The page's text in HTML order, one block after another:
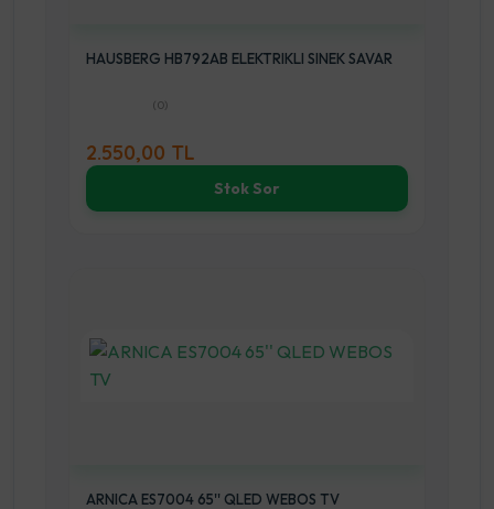
HAUSBERG HB792AB ELEKTRIKLI SINEK SAVAR
(0)
2.550,00 TL
Stok Sor
ARNICA ES7004 65'' QLED WEBOS TV